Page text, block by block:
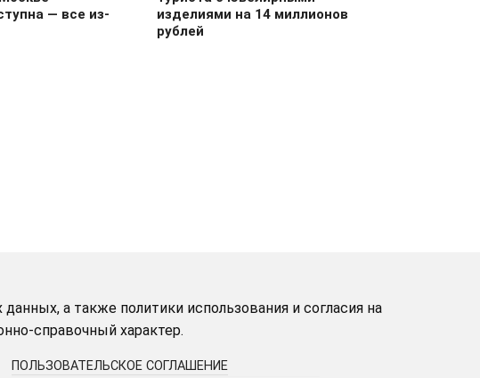
— все из-
изделиями на 14 миллионов
рублей
а также политики использования и согласия на
справочный характер.
ПОЛЬЗОВАТЕЛЬСКОЕ СОГЛАШЕНИЕ